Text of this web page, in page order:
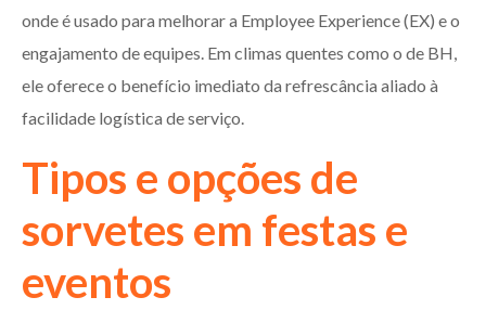
onde é usado para melhorar a Employee Experience (EX) e o
engajamento de equipes. Em climas quentes como o de BH,
ele oferece o benefício imediato da refrescância aliado à
facilidade logística de serviço.
Tipos e opções de
sorvetes em festas e
eventos